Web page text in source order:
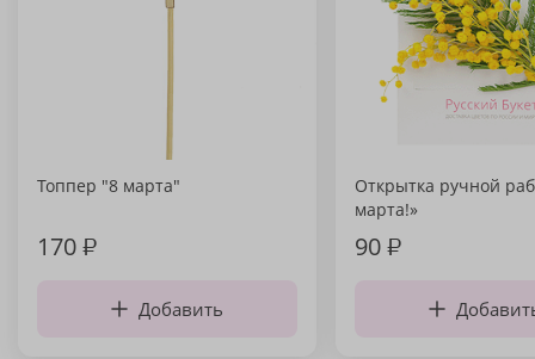
Топпер "8 марта"
170₽
Добавить
Открытка ручной
марта!»
90₽